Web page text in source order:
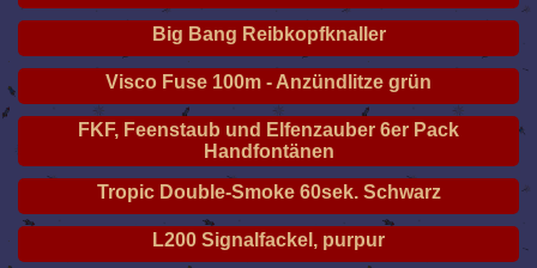
Big Bang Reibkopfknaller
Visco Fuse 100m - Anzündlitze grün
FKF, Feenstaub und Elfenzauber 6er Pack
Handfontänen
Tropic Double-Smoke 60sek. Schwarz
L200 Signalfackel, purpur